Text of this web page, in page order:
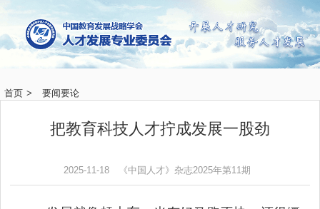
首页 > 要闻要论
把教育科技人才拧成发展一股劲
2025-11-18 《中国人才》杂志2025年第11期